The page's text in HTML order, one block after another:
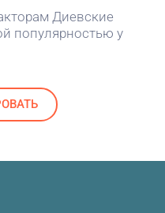
Диевские
популярностью у